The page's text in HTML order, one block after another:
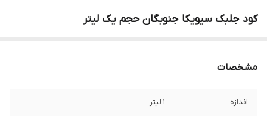
کود جلبک سیویکا جنوبگان حجم یک لیتر
مشخصات
اندازه 1 لیتر